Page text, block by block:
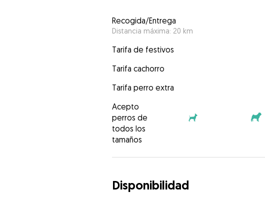
Recogida/Entrega
Distancia máxima: 20 km
Tarifa de festivos
Tarifa cachorro
Tarifa perro extra
Acepto
perros de
todos los
tamaños
Disponibilidad